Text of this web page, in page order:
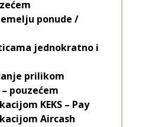
ponude /
jednokratno i
prilikom
pouzećem
KEKS – Pay
Aircash